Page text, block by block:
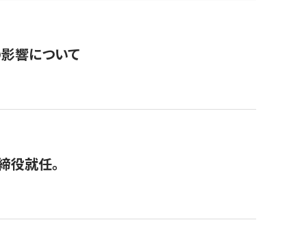
響について
役就任。